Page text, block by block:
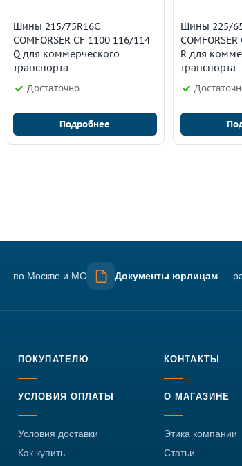
Шины 215/75R16C
COMFORSER CF 1100 116/114
Q для коммерческого
транспорта
Достаточно
Подробнее
Шины 225/
R для
транспорта
— по Москве и МО Документы юрлицам —
ПОКУПАТЕЛЮ
УСЛОВИЯ ОПЛАТЫ
Условия доставки
Как купить
КОНТАКТЫ
О МАГАЗИНЕ
Этика компании
Статьи